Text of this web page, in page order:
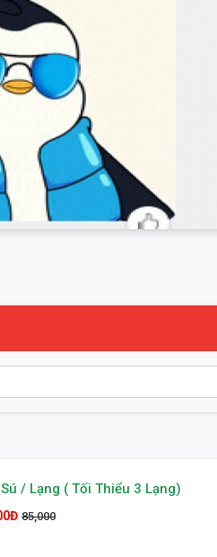
/ Lạng ( Tối Thiểu 3 Lạng)
85,000